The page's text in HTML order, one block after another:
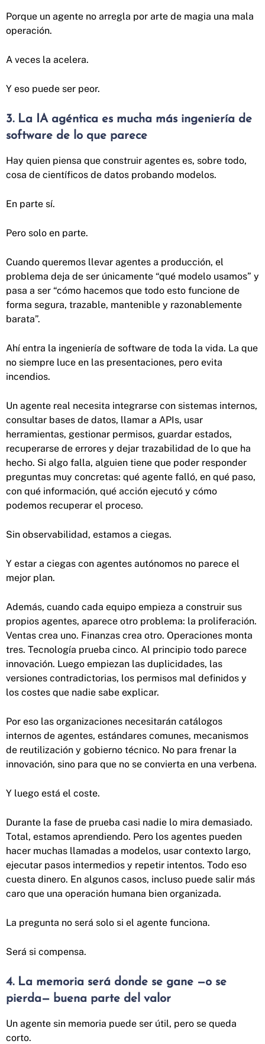
Porque un agente no arregla por arte de magia una mala
operación.
A veces la acelera.
Y eso puede ser peor.
3. La IA agéntica es mucha más ingeniería de
software de lo que parece
Hay quien piensa que construir agentes es, sobre todo,
cosa de científicos de datos probando modelos.
En parte sí.
Pero solo en parte.
Cuando queremos llevar agentes a producción, el
problema deja de ser únicamente “qué modelo usamos” y
pasa a ser “cómo hacemos que todo esto funcione de
forma segura, trazable, mantenible y razonablemente
barata”.
Ahí entra la ingeniería de software de toda la vida. La que
no siempre luce en las presentaciones, pero evita
incendios.
Un agente real necesita integrarse con sistemas internos,
consultar bases de datos, llamar a APIs, usar
herramientas, gestionar permisos, guardar estados,
recuperarse de errores y dejar trazabilidad de lo que ha
hecho. Si algo falla, alguien tiene que poder responder
preguntas muy concretas: qué agente falló, en qué paso,
con qué información, qué acción ejecutó y cómo
podemos recuperar el proceso.
Sin observabilidad, estamos a ciegas.
Y estar a ciegas con agentes autónomos no parece el
mejor plan.
Además, cuando cada equipo empieza a construir sus
propios agentes, aparece otro problema: la proliferación.
Ventas crea uno. Finanzas crea otro. Operaciones monta
tres. Tecnología prueba cinco. Al principio todo parece
innovación. Luego empiezan las duplicidades, las
versiones contradictorias, los permisos mal definidos y
los costes que nadie sabe explicar.
Por eso las organizaciones necesitarán catálogos
internos de agentes, estándares comunes, mecanismos
de reutilización y gobierno técnico. No para frenar la
innovación, sino para que no se convierta en una verbena.
Y luego está el coste.
Durante la fase de prueba casi nadie lo mira demasiado.
Total, estamos aprendiendo. Pero los agentes pueden
hacer muchas llamadas a modelos, usar contexto largo,
ejecutar pasos intermedios y repetir intentos. Todo eso
cuesta dinero. En algunos casos, incluso puede salir más
caro que una operación humana bien organizada.
La pregunta no será solo si el agente funciona.
Será si compensa.
4. La memoria será donde se gane —o se
pierda— buena parte del valor
Un agente sin memoria puede ser útil, pero se queda
corto.